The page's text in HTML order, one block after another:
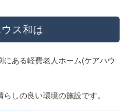
ス和は
ある軽費老人ホーム(ケアハウ
しの良い環境の施設です。